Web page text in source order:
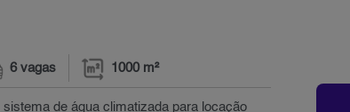
6 vagas 1000 m²
de água climatizada para locação